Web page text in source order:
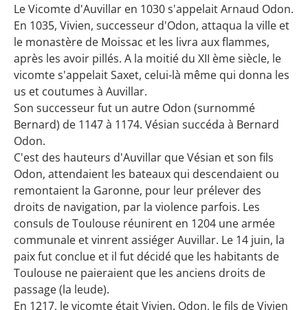
Le Vicomte d'Auvillar en 1030 s'appelait Arnaud Odon.
En 1035, Vivien, successeur d'Odon, attaqua la ville et
le monastère de Moissac et les livra aux flammes,
après les avoir pillés. A la moitié du XII ème siècle, le
vicomte s'appelait Saxet, celui-là même qui donna les
us et coutumes à Auvillar.
Son successeur fut un autre Odon (surnommé
Bernard) de 1147 à 1174. Vésian succéda à Bernard
Odon.
C'est des hauteurs d'Auvillar que Vésian et son fils
Odon, attendaient les bateaux qui descendaient ou
remontaient la Garonne, pour leur prélever des
droits de navigation, par la violence parfois. Les
consuls de Toulouse réunirent en 1204 une armée
communale et vinrent assiéger Auvillar. Le 14 juin, la
paix fut conclue et il fut décidé que les habitants de
Toulouse ne paieraient que les anciens droits de
passage (la leude).
En 1217, le vicomte était Vivien. Odon, le fils de Vivien